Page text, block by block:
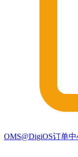
OMS@DigiOS订单